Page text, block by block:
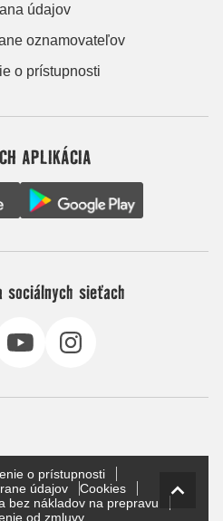
údajov
oznamovateľov
o prístupnosti
APLIKÁCIA
sociálnych sieťach
o prístupnosti
údajov
Cookies
bez nákladov na prepravu
od zmluvy